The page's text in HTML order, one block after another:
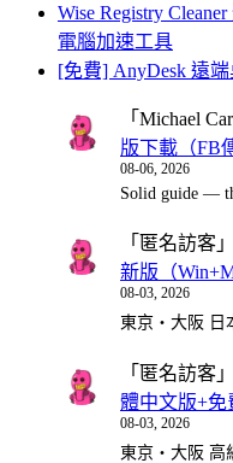
Wise Registry
電腦加速工具
[免費] AnyDesk 遠
「 Michael
版下載（FB
08-06, 2026
Solid guide —
「 匿名訪客
新版（
08-03, 2026
東京・大阪
「 匿名訪客
體中文版+免
08-03, 2026
東京・大阪 高